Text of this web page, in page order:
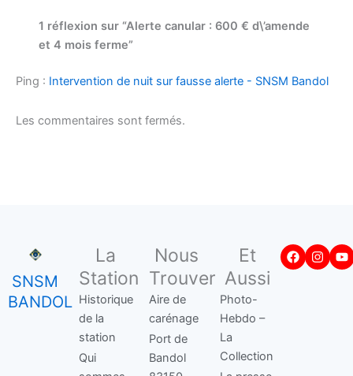
1 réflexion sur “Alerte canular : 600 € d\’amende
et 4 mois ferme”
Ping : Intervention de nuit sur fausse alerte - SNSM Bandol
Les commentaires sont fermés.
SNSM
BANDOL
La
Station
Historique
de la
station
Qui
Nous
Trouver
Aire de
carénage
Port de
Bandol
Et
Aussi
Photo-
Hebdo –
La
Collection
Facebook